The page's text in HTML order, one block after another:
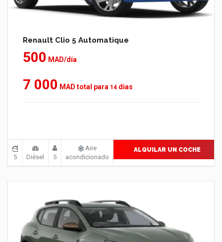
Renault Clio 5 Automatique
500 MAD/día
7 000 MAD total para 14 dias
5 Diésel 5
Aire
acondicionado
ALQUILAR UN COCHE